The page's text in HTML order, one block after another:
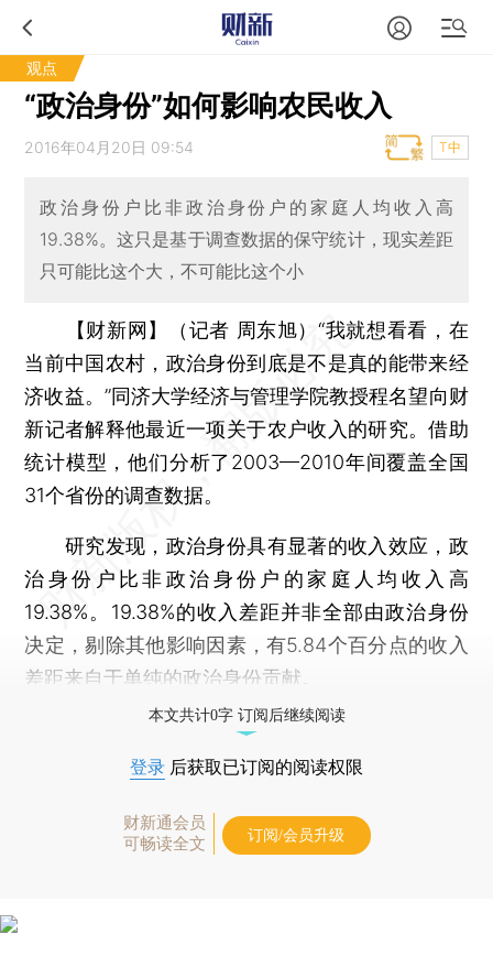
观点
“政治身份”如何影响农民收入
2016年04月20日 09:54 T中
政治身份户比非政治身份户的家庭人均收入高
19.38%。这只是基于调查数据的保守统计，现实差距
只可能比这个大，不可能比这个小
【财新网】（记者 周东旭）“我就想看看，在
当前中国农村，政治身份到底是不是真的能带来经
济收益。”同济大学经济与管理学院教授程名望向财
新记者解释他最近一项关于农户收入的研究。借助
统计模型，他们分析了2003—2010年间覆盖全国
31个省份的调查数据。
研究发现，政治身份具有显著的收入效应，政
治身份户比非政治身份户的家庭人均收入高
19.38%。19.38%的收入差距并非全部由政治身份
决定，剔除其他影响因素，有5.84个百分点的收入
差距来自于单纯的政治身份贡献。
本文共计0字 订阅后继续阅读
登录 后获取已订阅的阅读权限
财新通会员
可畅读全文
订阅/会员升级